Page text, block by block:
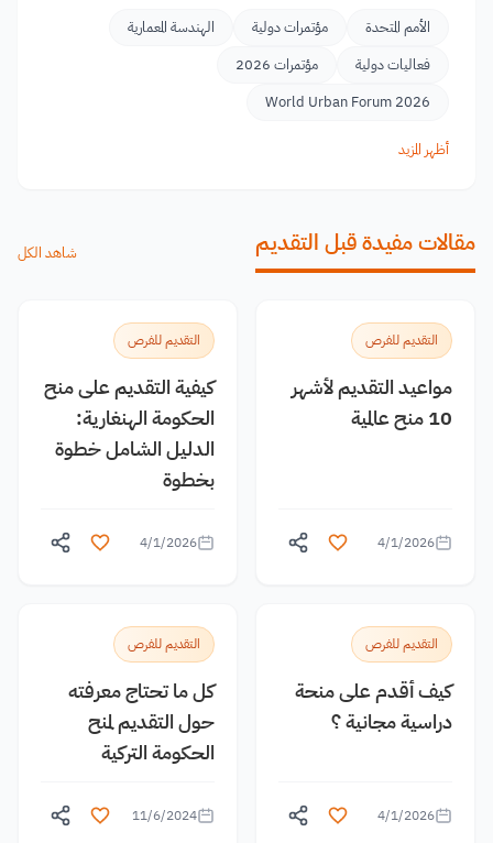
الأمم المتحدة مؤتمرات دولية
الهندسة المعمارية
فعاليات دولية
مؤتمرات 2026
World Urban Forum 2026
أظهر المزيد
مقالات مفيدة قبل التقديم شاهد الكل
التقديم للفرص
مواعيد التقديم لأشهر
10 منح عالمية
4/1/2026
التقديم للفرص
كيفية التقديم على منح
الحكومة الهنغارية:
الدليل الشامل خطوة
بخطوة
4/1/2026
التقديم للفرص
كيف أقدم على منحة
دراسية مجانية ؟
4/1/2026
التقديم للفرص
كل ما تحتاج معرفته
حول التقديم لمنح
الحكومة التركية
11/6/2024